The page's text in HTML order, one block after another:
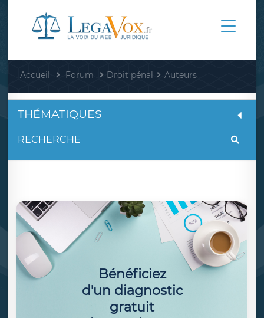
Accueil Forum Droit pénal Auteurs
THÉMATIQUES
Bénéficiez
d'un diagnostic
gratuit